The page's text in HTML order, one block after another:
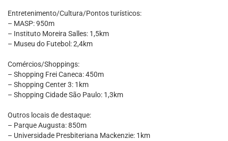
Entretenimento/Cultura/Pontos turísticos:
– MASP: 950m
– Instituto Moreira Salles: 1,5km
– Museu do Futebol: 2,4km
Comércios/Shoppings:
– Shopping Frei Caneca: 450m
– Shopping Center 3: 1km
– Shopping Cidade São Paulo: 1,3km
Outros locais de destaque:
– Parque Augusta: 850m
– Universidade Presbiteriana Mackenzie: 1km